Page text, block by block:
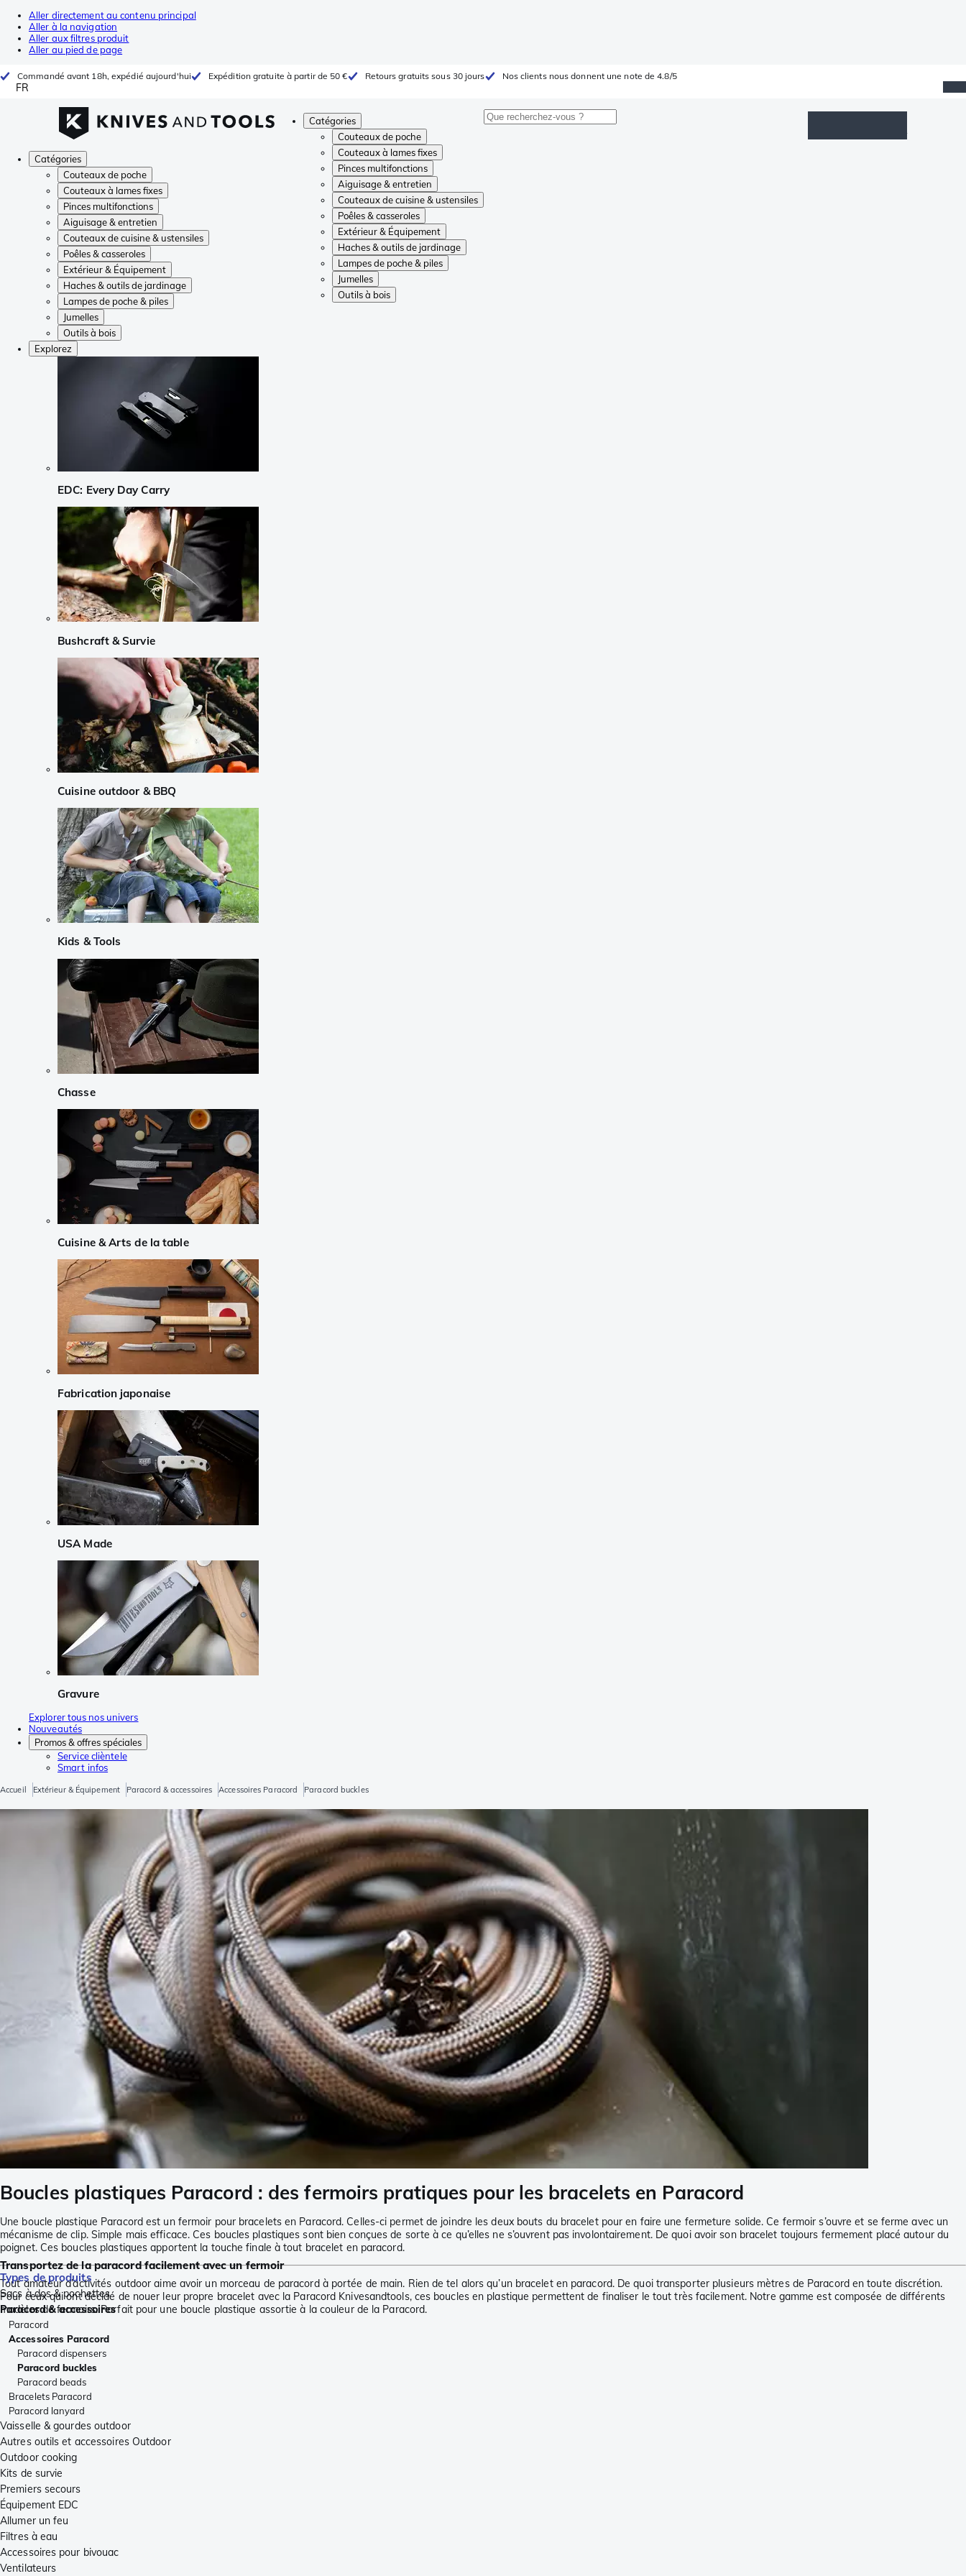
Aller directement au contenu principal
Aller à la navigation
Aller aux filtres produit
Aller au pied de page
Commandé avant 18h, expédié aujourd'hui Expédition gratuite à partir de 50 € Retours gratuits sous 30 jours Nos clients nous donnent une note de 4.8/5
FR
Catégories
Couteaux de poche
Couteaux à lames fixes
Pinces multifonctions
Aiguisage & entretien
Couteaux de cuisine & ustensiles
Poêles & casseroles
Extérieur & Équipement
Haches & outils de jardinage
Lampes de poche & piles
Jumelles
Outils à bois
Catégories
Couteaux de poche
Couteaux à lames fixes
Pinces multifonctions
Aiguisage & entretien
Couteaux de cuisine & ustensiles
Poêles & casseroles
Extérieur & Équipement
Haches & outils de jardinage
Lampes de poche & piles
Jumelles
Outils à bois
Explorez
EDC: Every Day Carry
Bushcraft & Survie
Cuisine outdoor & BBQ
Kids & Tools
Chasse
Cuisine & Arts de la table
Fabrication japonaise
USA Made
Gravure
Explorer tous nos univers
Nouveautés
Promos & offres spéciales
Service clièntele
Smart infos
Accueil Extérieur & Équipement Paracord & accessoires Accessoires Paracord Paracord buckles
Boucles plastiques Paracord : des fermoirs pratiques pour les bracelets en Paracord
Une boucle plastique Paracord est un fermoir pour bracelets en Paracord. Celles-ci permet de joindre les deux bouts du bracelet pour en faire une fermeture solide. Ce fermoir s’ouvre et se ferme avec un
mécanisme de clip. Simple mais efficace. Ces boucles plastiques sont bien conçues de sorte à ce qu’elles ne s’ouvrent pas involontairement. De quoi avoir son bracelet toujours fermement placé autour du
poignet. Ces boucles plastiques apportent la touche finale à tout bracelet en paracord.
Transportez de la paracord facilement avec un fermoir
Tout amateur d’activités outdoor aime avoir un morceau de paracord à portée de main. Rien de tel alors qu’un bracelet en paracord. De quoi transporter plusieurs mètres de Paracord en toute discrétion.
Pour ceux qui ont décidé de nouer leur propre bracelet avec la Paracord Knivesandtools, ces boucles en plastique permettent de finaliser le tout très facilement. Notre gamme est composée de différents
modèles de fermoirs. Parfait pour une boucle plastique assortie à la couleur de la Paracord.
Types de produits
Sacs à dos & pochettes
Paracord & accessoires
Paracord
Accessoires Paracord
Paracord dispensers
Paracord buckles
Paracord beads
Bracelets Paracord
Paracord lanyard
Vaisselle & gourdes outdoor
Autres outils et accessoires Outdoor
Outdoor cooking
Kits de survie
Premiers secours
Équipement EDC
Allumer un feu
Filtres à eau
Accessoires pour bivouac
Ventilateurs